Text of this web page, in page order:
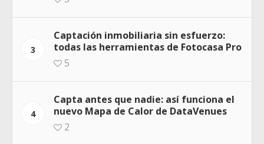
3
Captación inmobiliaria sin esfuerzo:
todas las herramientas de Fotocasa Pro
5
4
Capta antes que nadie: así funciona el
nuevo Mapa de Calor de DataVenues
2